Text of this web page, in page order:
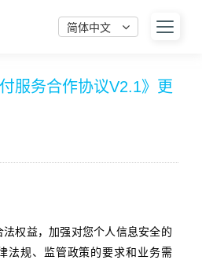
简体中文
服务合作协议V2.1》更
权益，加强对您个人信息安全的
法规、监管政策的要求和业务需